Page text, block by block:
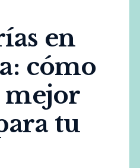
en
cómo
mejor
tu